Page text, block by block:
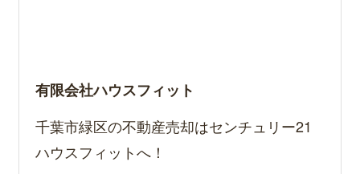
有限会社ハウスフィット
千葉市緑区の不動産売却はセンチュリー21
ハウスフィットへ！